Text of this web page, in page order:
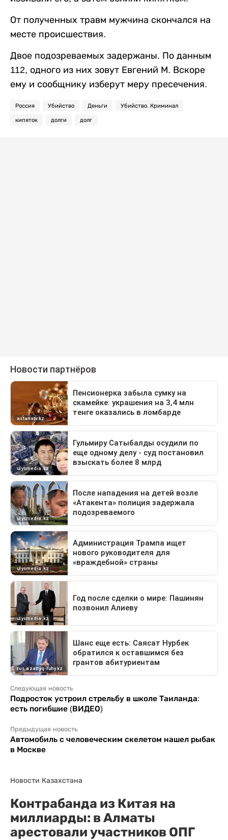
От полученных травм мужчина скончался на
месте происшествия.
Двое подозреваемых задержаны. По данным
112, одного из них зовут Евгений М. Вскоре
ему и сообщнику изберут меру пресечения.
Россия Убийство Деньги Убийство. Криминал
кипяток долги долг
Следующая новость
Подросток устроил стрельбу в школе Таиланда:
есть погибшие (ВИДЕО)
Предыдущая новость
Автомобиль с человеческим скелетом нашел рыбак
в Москве
Новости Казахстана
Контрабанда из Китая на
миллиарды: в Алматы
арестовали участников ОПГ